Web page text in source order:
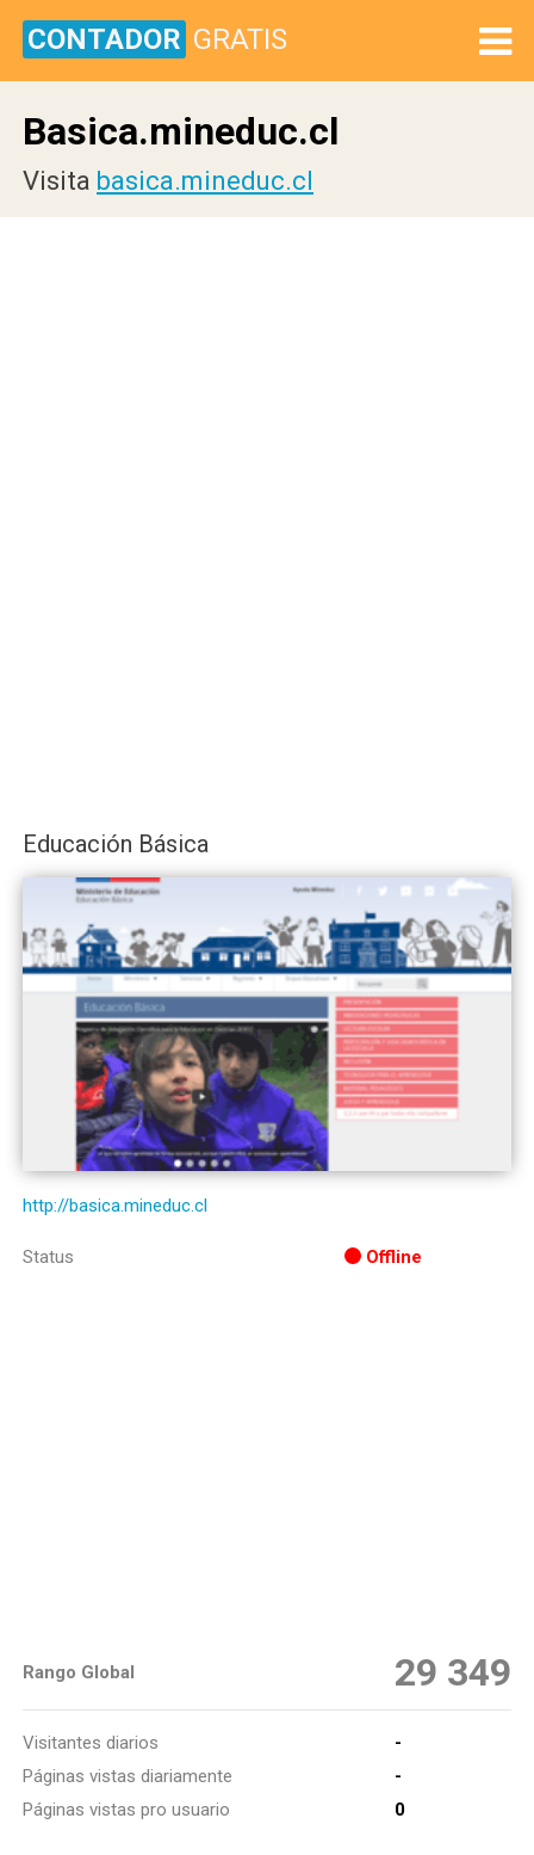
CONTADOR GRATIS
Basica.mineduc.cl
Visita basica.mineduc.cl
Educación Básica
http://basica.mineduc.cl
Status Offline
Rango Global 29 349
Visitantes diarios
-
Páginas vistas diariamente
-
Páginas vistas pro usuario
0